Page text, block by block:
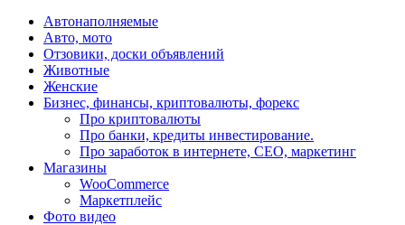
Автонаполняемые
Авто, мото
Отзовики, доски объявлений
Животные
Женские
Бизнес, финансы, криптовалюты, форекс
Про криптовалюты
Про банки, кредиты инвестирование.
Про заработок в интернете, СЕО, маркетинг
Магазины
WooCommerce
Маркетплейс
Фото видео